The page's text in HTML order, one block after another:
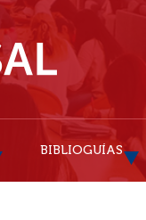
BIBLIOGUÍAS